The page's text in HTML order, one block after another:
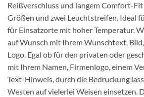
Reißverschluss und langem Comfort-
Größen und zwei Leuchtstreifen. Ideal
für Einsatzorte mit hoher Temperatur.
auf Wunsch mit Ihrem Wunschtext,
Logo. Egal ob für den privaten oder
mit Ihrem Namen, Firmenlogo, einem
Text-Hinweis, durch die Bedruckung
Westen auf vielerlei Weisen einsetzen.